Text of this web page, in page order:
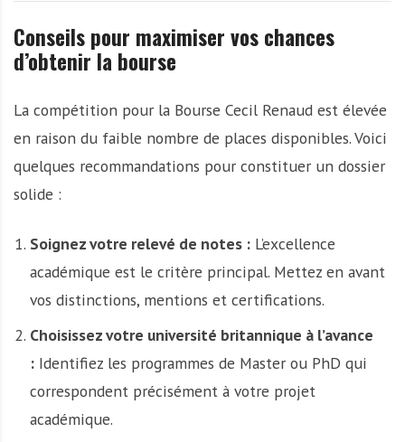
Conseils pour maximiser vos chances
d’obtenir la bourse
La compétition pour la Bourse Cecil Renaud est élevée
en raison du faible nombre de places disponibles. Voici
quelques recommandations pour constituer un dossier
solide :
Soignez votre relevé de notes :L’excellence
académique est le critère principal. Mettez en avant
vos distinctions, mentions et certifications.
Choisissez votre université britannique à l’avance
:Identifiez les programmes de Master ou PhD qui
correspondent précisément à votre projet
académique.